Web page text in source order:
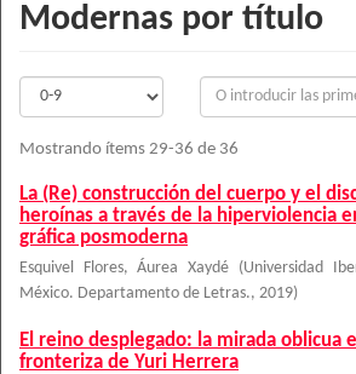
Modernas por título
Mostrando ítems 29-36 de 36
La (Re) construcción del cuerpo y el
heroínas a través de la hiperviolencia
gráfica posmoderna
Esquivel Flores, Áurea Xaydé (Universidad
México. Departamento de Letras., 2019)
El reino desplegado: la mirada oblicua
fronteriza de Yuri Herrera